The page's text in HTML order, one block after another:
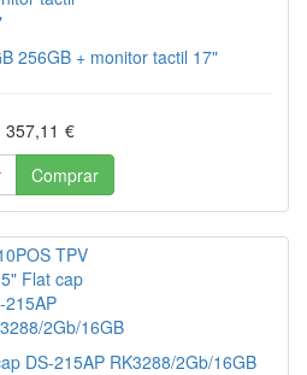
256GB + monitor tactil 17"
357,11 €
Comprar
DS-215AP RK3288/2Gb/16GB